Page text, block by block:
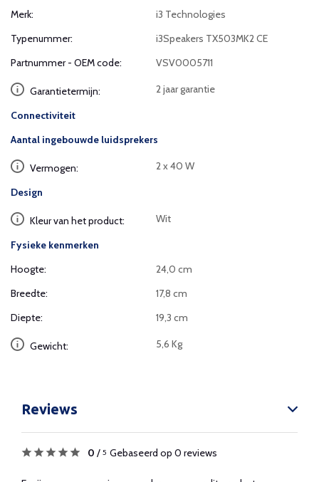
Merk:
i3 Technologies
Typenummer:
i3Speakers TX503MK2 CE
Partnummer - OEM code:
VSV0005711
Garantietermijn: 2 jaar garantie
Connectiviteit
Aantal ingebouwde luidsprekers
Vermogen: 2 x 40 W
Design
Kleur van het product: Wit
Fysieke kenmerken
Hoogte:
24,0 cm
Breedte:
17,8 cm
Diepte:
19,3 cm
Gewicht: 5,6 Kg
Reviews
0 / 5 Gebaseerd op 0 reviews